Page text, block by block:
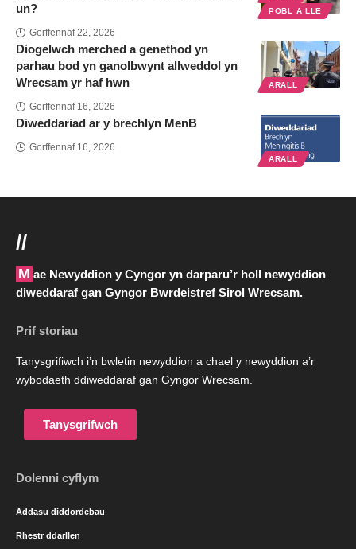
POBL A LLE
un?
Gorffennaf 22, 2026
ARALL
Diogelwch merched a genethod yn
parhau bod yn ganolbwynt allweddol yn
Wrecsam yr haf hwn
Gorffennaf 16, 2026
ARALL
Diweddariad ar y brechlyn MenB
Gorffennaf 16, 2026
//
Mae Newyddion y Cyngor yn darparu’r holl newyddion
diweddaraf gan Gyngor Bwrdeistref Sirol Wrecsam.
Prif storiau
Tanysgrifiwch i’n bwletin newyddion a chael y newyddion a’r
wybodaeth ddiweddaraf gan Gyngor Wrecsam.
Tanysgrifwch
Dolenni cyflym
Addasu diddordebau
Rhestr ddarllen